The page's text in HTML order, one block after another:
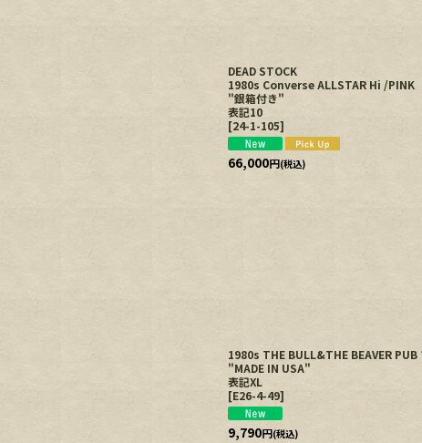
DEAD STOCK
1980s Converse ALLSTAR Hi /
"銀箱付き"
表記10
[24-1-105]
66,000円(税込)
1980s THE BULL&THE BEAVER
"MADE IN USA"
表記XL
[E26-4-49]
9,790円(税込)